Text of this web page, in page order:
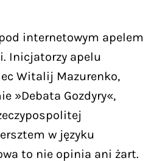
internetowym apelem
Inicjatorzy apelu
Witalij Mazurenko,
»Debata Gozdyry«,
w języku
to nie opinia ani żart.